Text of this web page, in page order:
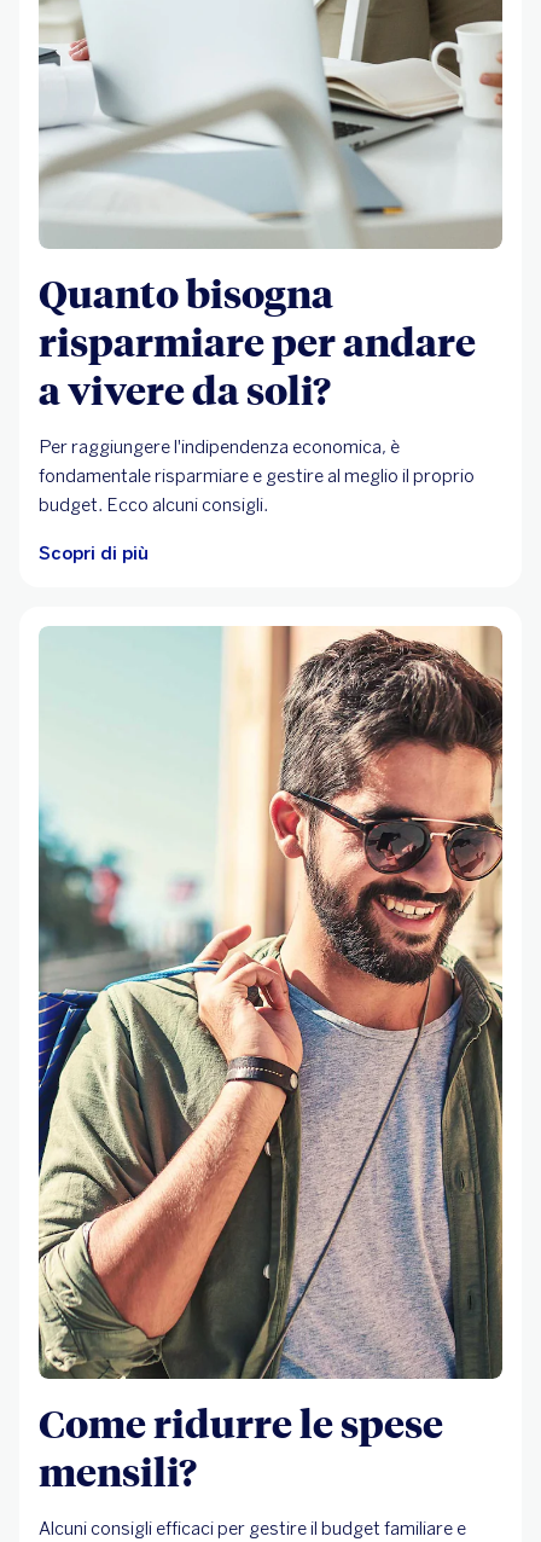
Quanto bisogna
risparmiare per andare
a vivere da soli?
Per raggiungere l'indipendenza economica, è
fondamentale risparmiare e gestire al meglio il proprio
budget. Ecco alcuni consigli.
Scopri di più
Come ridurre le spese
mensili?
Alcuni consigli efficaci per gestire il budget familiare e